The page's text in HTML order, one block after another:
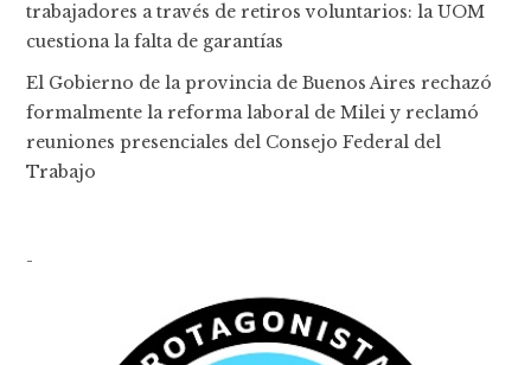
trabajadores a través de retiros voluntarios: la UOM
cuestiona la falta de garantías
El Gobierno de la provincia de Buenos Aires rechazó
formalmente la reforma laboral de Milei y reclamó
reuniones presenciales del Consejo Federal del
Trabajo
-